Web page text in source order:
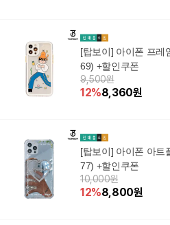
[탑보이] 아이폰 프레
69) +할인쿠폰
9,500원
12%8,360원
[탑보이] 아이폰 아트
77) +할인쿠폰
10,000원
12%8,800원